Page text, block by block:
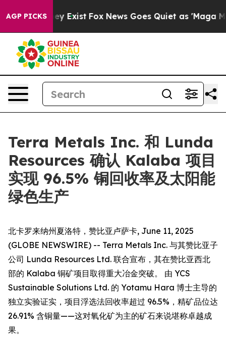
AGP PICKS
They Exist Fox News Goes Quiet as 'Maga
Terra Metals Inc. 和 Lunda
Resources 确认 Kalaba 项目
实现 96.5% 铜回收率及太阳能
绿色生产
北卡罗来纳州夏洛特，赞比亚卢萨卡, June 11, 2025
(GLOBE NEWSWIRE) -- Terra Metals Inc. 与其赞比亚子
公司 Lunda Resources Ltd. 联合宣布，其在赞比亚西北
部的 Kalaba 铜矿项目取得重大冶金突破。 由 YCS
Sustainable Solutions Ltd. 的 Yotamu Hara 博士主导的
独立实验证实，项目浮选法回收率超过 96.5%，精矿品位达
26.91% 含铜量——这对氧化矿为主的矿石来说堪称卓越成
果。